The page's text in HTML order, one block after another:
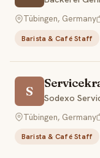
Tübingen, Germany
Barista & Café Staff
S
Sodexo
Tübingen, Germany
Barista & Café Staff